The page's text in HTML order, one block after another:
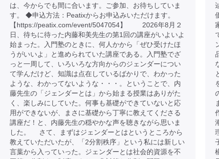
は、今からでも間に合います。ご参加、お待ちしていま
す。 ◆申込方法：Peatixからお申込みいただけます。
【https://peatix.com/event/5047054】 2026年8月２
日、待ちに待った内藤和美先生の第1回の講座がいよいよ
始まった。入門塾のときに、何人かから「ぜひ受けたほ
うがいいよ」と進められていた講座である。入門塾でざ
っと一周して、いろいろな方向からのジェンダーについ
て学んだけど、知識は点在しているばかりで、わかった
ような、わかってないような・・・。ということで、内
藤先生の「ジェンダーとは」から始まる授業はありがた
く、楽しみにしていた。何事も基礎ができていないと応
用ができないが、まさに基礎から丁寧に教えてくださる
講座だ！と、内藤先生の穏やかな声を聴きながら思いま
した。 さて、まずはジェンダーとはというところから
教えていただいたが、「2分割秩序」という私には新しい
言葉から入っていった。ジェンダーとは社会的資源を不